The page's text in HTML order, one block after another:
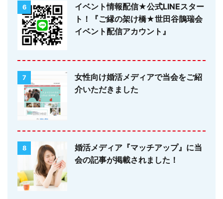
6
イベント情報配信★公式LINEスター
ト！『ご縁の架け橋★世田谷鵲瑞会
イベント配信アカウント』
7
女性向け婚活メディアで当会をご紹
介いただきました
8
婚活メディア『マッチアップ』に当
会の記事が掲載されました！